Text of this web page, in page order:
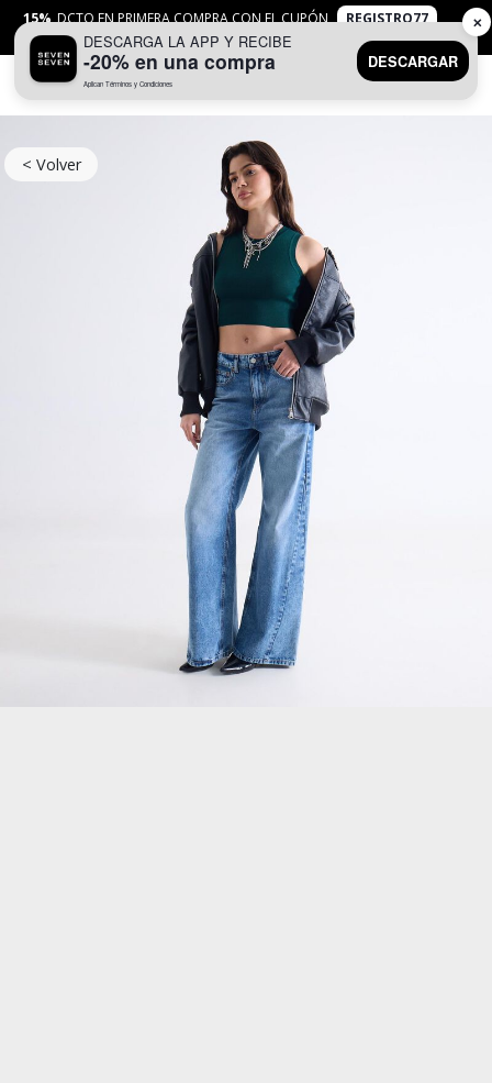
15% DCTO EN PRIMERA COMPRA CON EL CUPÓN
REGISTRO77
APLICANTYC
< Volver
DESCARGA LA APP Y RECIBE
-20% en una compra
Aplican Términos y Condiciones
DESCARGAR
✕